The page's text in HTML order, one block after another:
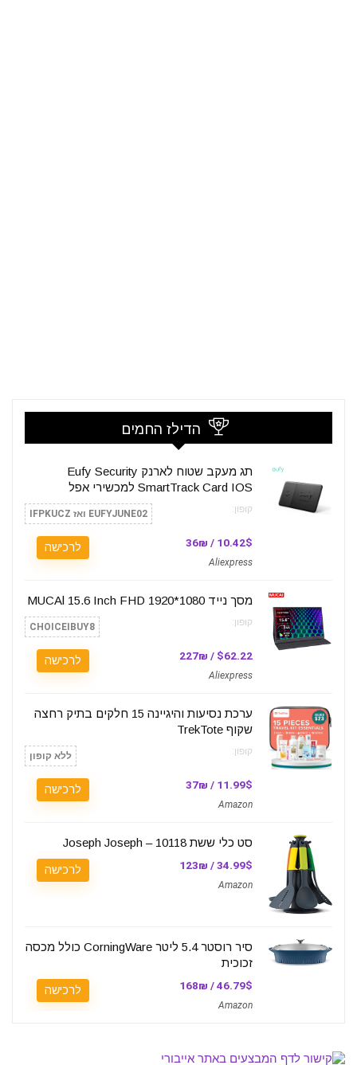
הדילז החמים
תג מעקב שטוח לארנק Eufy Security
SmartTrack Card IOS למכשירי אפל
קופון: EUFYJUNE02 ואז IFPKUCZ
10.42$ / 36₪
Aliexpress
לרכישה
מסך נייד MUCAl 15.6 Inch FHD 1920*1080
קופון: CHOICEIBUY8
$62.22 / 227₪
Aliexpress
לרכישה
ערכת נסיעות והיגיינה 15 חלקים בתיק רחצה
שקוף TrekTote
קופון: ללא קופון
11.99$ / 37₪
Amazon
לרכישה
סט כלי ששת Joseph Joseph – 10118
34.99$ / 123₪
Amazon
לרכישה
סיר רוסטר 5.4 ליטר CorningWare כולל מכסה
זכוכית
46.79$ / 168₪
Amazon
לרכישה